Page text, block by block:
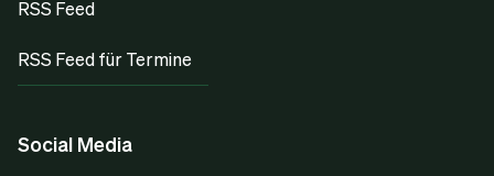
RSS Feed
RSS Feed für Termine
Social Media